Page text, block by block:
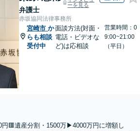
弁護士
ーを見る
赤坂協同法律事務所
宮崎市 か
らも相談
受付中
面談方法(対面・
電話・ビデオな
ど)は応相談
営業時間：0
9:00~21:00
（平日）
円🟥遺産分割・1500万▶4000万円に増額し